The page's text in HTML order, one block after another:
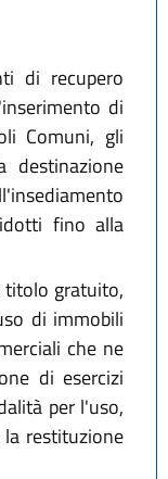
di recupero
di
Comuni, gli
destinazione
fino alla
titolo gratuito,
di immobili
che ne
di esercizi
per l'uso,
restituzione